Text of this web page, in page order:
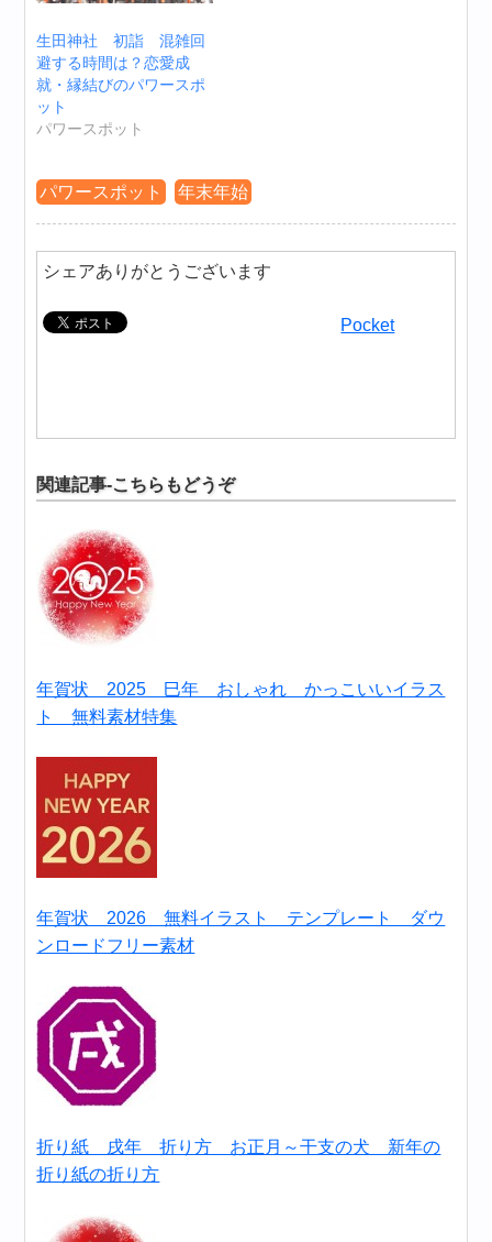
生田神社 初詣 混雑回
避する時間は？恋愛成
就・縁結びのパワースポ
ット
パワースポット
パワースポット 年末年始
シェアありがとうございます
Pocket
関連記事-こちらもどうぞ
年賀状 2025 巳年 おしゃれ かっこいいイラス
ト 無料素材特集
年賀状 2026 無料イラスト テンプレート ダウ
ンロードフリー素材
折り紙 戌年 折り方 お正月～干支の犬 新年の
折り紙の折り方